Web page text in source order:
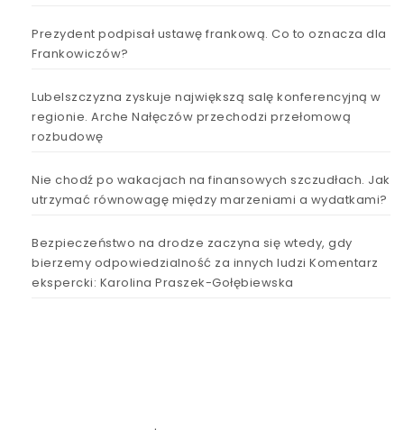
Prezydent podpisał ustawę frankową. Co to oznacza dla
Frankowiczów?
Lubelszczyzna zyskuje największą salę konferencyjną w
regionie. Arche Nałęczów przechodzi przełomową
rozbudowę
Nie chodź po wakacjach na finansowych szczudłach. Jak
utrzymać równowagę między marzeniami a wydatkami?
Bezpieczeństwo na drodze zaczyna się wtedy, gdy
bierzemy odpowiedzialność za innych ludzi Komentarz
ekspercki: Karolina Praszek-Gołębiewska